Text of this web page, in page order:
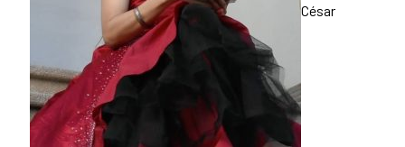
César